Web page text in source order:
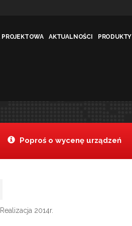
AKTUALNOŚCI PRODUKTY
Poproś o wycenę urządzeń
2014r.